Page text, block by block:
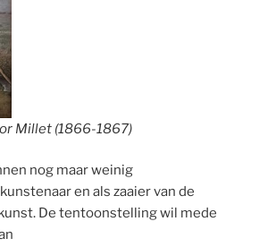
Millet (1866-1867)
nog maar weinig
en als zaaier van de
De tentoonstelling wil mede